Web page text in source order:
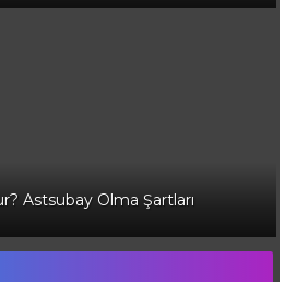
Astsubay Olma Şartları